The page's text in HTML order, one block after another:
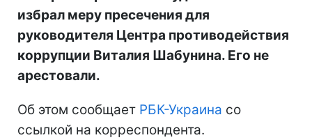
избрал меру пресечения для
руководителя Центра противодействия
коррупции Виталия Шабунина. Его не
арестовали.
Об этом сообщает РБК-Украина со
ссылкой на корреспондента.